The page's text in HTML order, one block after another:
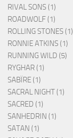
RIVAL SONS (1)
ROADWOLF (1)
ROLLING STONES (1)
RONNIE ATKINS (1)
RUNNING WILD (5)
RYGHAR (1)
SABÏRE (1)
SACRAL NIGHT (1)
SACRED (1)
SANHEDRIN (1)
SATAN (1)